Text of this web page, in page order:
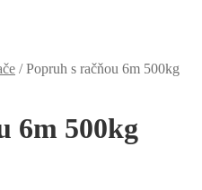
/Popruh s račňou 6m 500kg
6m 500kg